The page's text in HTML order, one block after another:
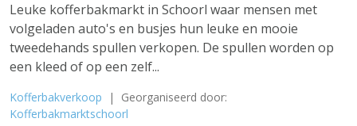
Leuke kofferbakmarkt in Schoorl waar mensen met
volgeladen auto's en busjes hun leuke en mooie
tweedehands spullen verkopen. De spullen worden op
een kleed of op een zelf...
Kofferbakverkoop | Georganiseerd door:
Kofferbakmarktschoorl